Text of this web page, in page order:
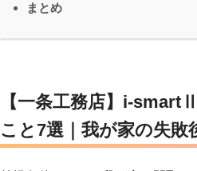
まとめ
【一条工務店】i-
こと7選｜我が家の失敗